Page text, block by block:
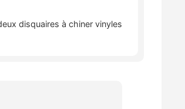
disquaires à chiner vinyles